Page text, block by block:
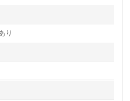
も大歓迎！あなたのご経験を活
きませんか。伝えきれない魅
ルタントよりご案内します。
/パート求人探しは【ウィルオ
集、将来的に検討の方も遠慮な
り